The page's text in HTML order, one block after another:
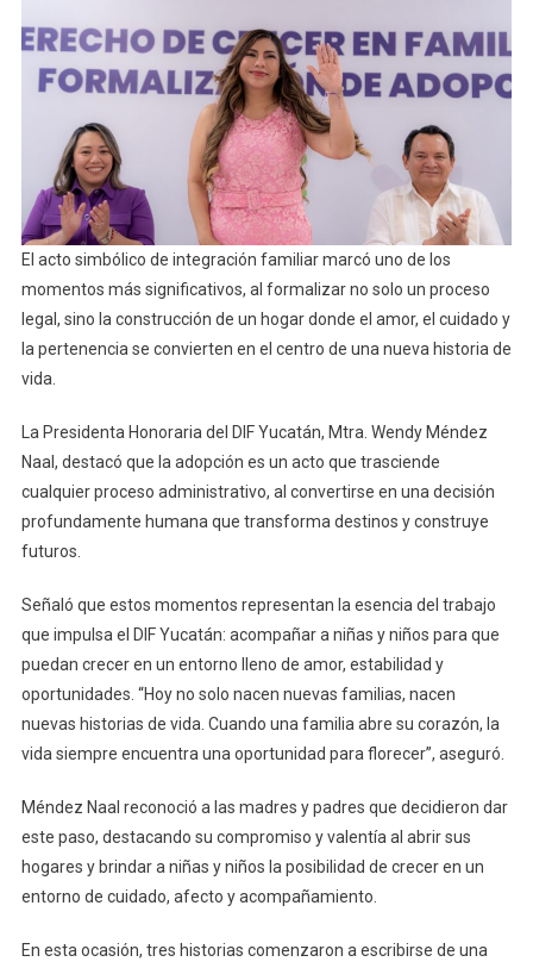
El acto simbólico de integración familiar marcó uno de los
momentos más significativos, al formalizar no solo un proceso
legal, sino la construcción de un hogar donde el amor, el cuidado y
la pertenencia se convierten en el centro de una nueva historia de
vida.
La Presidenta Honoraria del DIF Yucatán, Mtra. Wendy Méndez
Naal, destacó que la adopción es un acto que trasciende
cualquier proceso administrativo, al convertirse en una decisión
profundamente humana que transforma destinos y construye
futuros.
Señaló que estos momentos representan la esencia del trabajo
que impulsa el DIF Yucatán: acompañar a niñas y niños para que
puedan crecer en un entorno lleno de amor, estabilidad y
oportunidades. “Hoy no solo nacen nuevas familias, nacen
nuevas historias de vida. Cuando una familia abre su corazón, la
vida siempre encuentra una oportunidad para florecer”, aseguró.
Méndez Naal reconoció a las madres y padres que decidieron dar
este paso, destacando su compromiso y valentía al abrir sus
hogares y brindar a niñas y niños la posibilidad de crecer en un
entorno de cuidado, afecto y acompañamiento.
En esta ocasión, tres historias comenzaron a escribirse de una